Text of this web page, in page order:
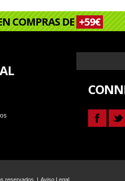
COMPRAS DE +59€
reservados. | Aviso Legal